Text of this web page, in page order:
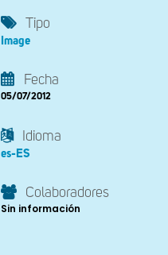
Tipo
Image
Fecha
05/07/2012
Idioma
es-ES
Colaboradores
Sin información